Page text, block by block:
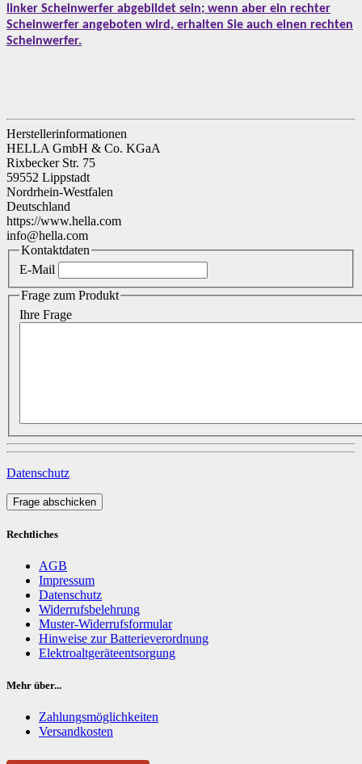
linker Scheinwerfer abgebildet sein; wenn aber ein rechter
Scheinwerfer angeboten wird, erhalten Sie auch einen rechten
Scheinwerfer.
Herstellerinformationen
HELLA GmbH & Co. KGaA
Rixbecker Str. 75
59552 Lippstadt
Nordrhein-Westfalen
Deutschland
https://www.hella.com
info@hella.com
Kontaktdaten
E-Mail
Frage zum Produkt
Ihre Frage
Datenschutz
Frage abschicken
Rechtliches
AGB
Impressum
Datenschutz
Widerrufsbelehrung
Muster-Widerrufsformular
Hinweise zur Batterieverordnung
Elektroaltgeräteentsorgung
Mehr über...
Zahlungsmöglichkeiten
Versandkosten